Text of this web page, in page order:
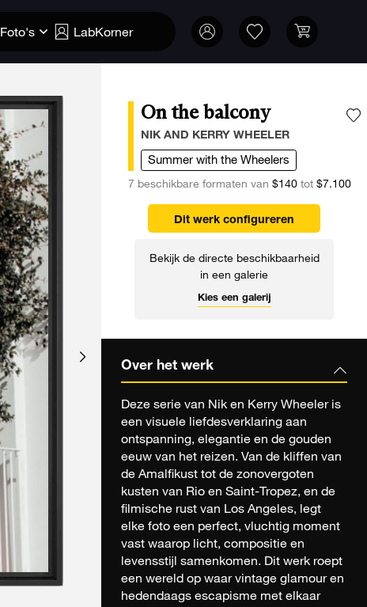
Foto's LabKorner
On the balcony
NIK AND KERRY WHEELER
Summer with the Wheelers
7 beschikbare formaten van $140tot $7.100
Dit werk configureren
Bekijk de directe beschikbaarheid
in een galerie
Kies een galerij
Over het werk
Deze serie van Nik en Kerry Wheeler is
een visuele liefdesverklaring aan
ontspanning, elegantie en de gouden
eeuw van het reizen. Van de kliffen van
de Amalfikust tot de zonovergoten
kusten van Rio en Saint-Tropez, en de
filmische rust van Los Angeles, legt
elke foto een perfect, vluchtig moment
vast waarop licht, compositie en
levensstijl samenkomen. Dit werk roept
een wereld op waar vintage glamour en
hedendaags escapisme met elkaar